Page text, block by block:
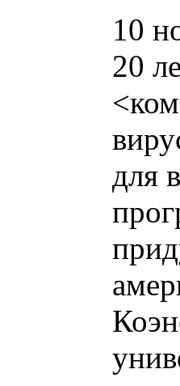
10
20
для